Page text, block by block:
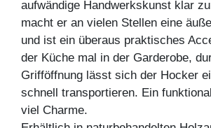
aufwändige Handwerkskunst klar
macht er an vielen Stellen eine
und ist ein überaus praktisches
der Küche mal in der Garderobe,
Grifföffnung lässt sich der Hocker
schnell transportieren. Ein
viel Charme.